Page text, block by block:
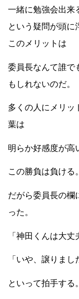
一緒に勉強会出来
という疑問が頭に
このメリットは
委員長なんて誰
もしれないのだ。
多くの人にメリ
葉は
明らか好感度が高
この勝負は負ける。
だがら委員長の欄
った。
「神田くんは大丈
「いや、譲りまし
といって拍手する。